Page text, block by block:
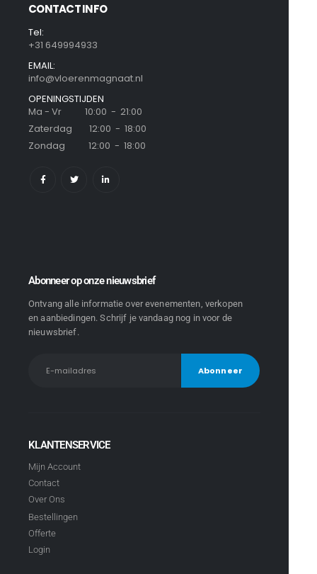
CONTACT INFO
Tel:
+31 649994933
EMAIL:
info@vloerenmagnaat.nl
OPENINGSTIJDEN
Ma - Vr 10:00 - 21:00
Zaterdag 12:00 - 18:00
Zondag 12:00 - 18:00
Abonneer op onze nieuwsbrief
Ontvang alle informatie over evenementen, verkopen
en aanbiedingen. Schrijf je vandaag nog in voor de
nieuwsbrief.
KLANTENSERVICE
Mijn Account
Contact
Over Ons
Bestellingen
Offerte
Login